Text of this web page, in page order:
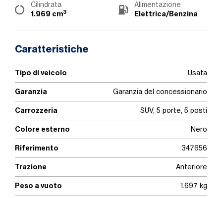
Cilindrata
1.969 cm3
Alimentazione
Elettrica/Benzina
Caratteristiche
Tipo di veicolo Usata
Garanzia Garanzia del concessionario
Carrozzeria SUV, 5 porte, 5 posti
Colore esterno Nero
Riferimento 347656
Trazione Anteriore
Peso a vuoto 1.697 kg